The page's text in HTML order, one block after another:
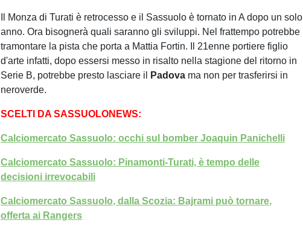
Il Monza di Turati è retrocesso e il Sassuolo è tornato in A dopo un solo
anno. Ora bisognerà quali saranno gli sviluppi. Nel frattempo potrebbe
tramontare la pista che porta a Mattia Fortin. Il 21enne portiere figlio
d'arte infatti, dopo essersi messo in risalto nella stagione del ritorno in
Serie B, potrebbe presto lasciare il
Padova ma non per trasferirsi in
neroverde.
SCELTI DA SASSUOLONEWS:
Calciomercato Sassuolo: occhi sul bomber Joaquin Panichelli
Calciomercato Sassuolo: Pinamonti-Turati, è tempo delle
decisioni irrevocabili
Calciomercato Sassuolo, dalla Scozia: Bajrami può tornare,
offerta ai Rangers